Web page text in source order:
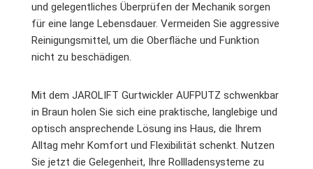
und gelegentliches Überprüfen der Mechanik sorgen
für eine lange Lebensdauer. Vermeiden Sie aggressive
Reinigungsmittel, um die Oberfläche und Funktion
nicht zu beschädigen.
Mit dem JAROLIFT Gurtwickler AUFPUTZ schwenkbar
in Braun holen Sie sich eine praktische, langlebige und
optisch ansprechende Lösung ins Haus, die Ihrem
Alltag mehr Komfort und Flexibilität schenkt. Nutzen
Sie jetzt die Gelegenheit, Ihre Rollladensysteme zu